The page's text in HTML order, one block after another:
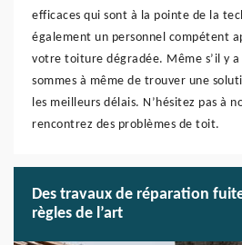
efficaces qui sont à la pointe de la
également un personnel compétent
votre toiture dégradée. Même s’il y a
sommes à même de trouver une
les meilleurs délais. N’hésitez pas à
rencontrez des problèmes de toit.
Des travaux de réparation
règles de l’art